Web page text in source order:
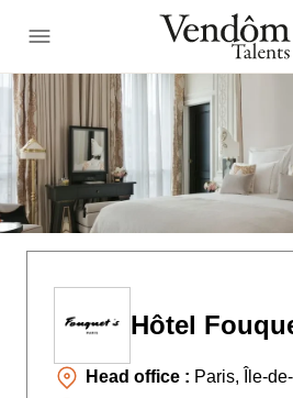
Hôtel
Head office : Paris, Île-